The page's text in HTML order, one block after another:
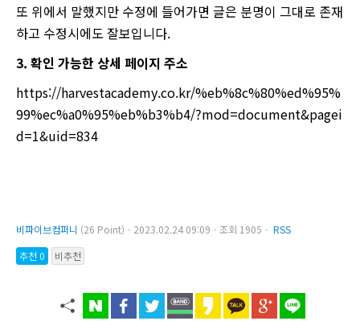
또 위에서 말했지만 수정에 들어가면 글은 분명이 그대로 존재
하고 수정시에도 잘보입니다.
3. 확인 가능한 상세 페이지 주소
https://harvestacademy.co.kr/%eb%8c%80%ed%95%
99%ec%a0%95%eb%b3%b4/?mod=document&pagei
d=1&uid=834
비파이브컴퍼니 (26 Point)ㆍ2023.02.24 09:09ㆍ조회 1905ㆍ RSS
추천 0
비추천